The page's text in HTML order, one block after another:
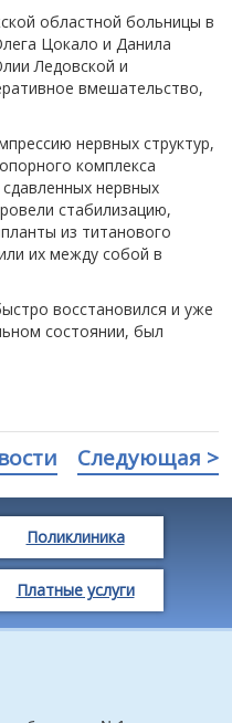
областной больницы в
Цокало и Данила
Ледовской и
вмешательство,
нервных структур,
комплекса
нервных
стабилизацию,
из титанового
их между собой в
восстановился и уже
состоянии, был
Следующая >
Поликлиника
Платные услуги